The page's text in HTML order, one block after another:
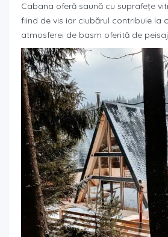
Cabana oferă saună cu suprafețe
fiind de vis iar ciubărul contribuie la
atmosferei de basm oferită de